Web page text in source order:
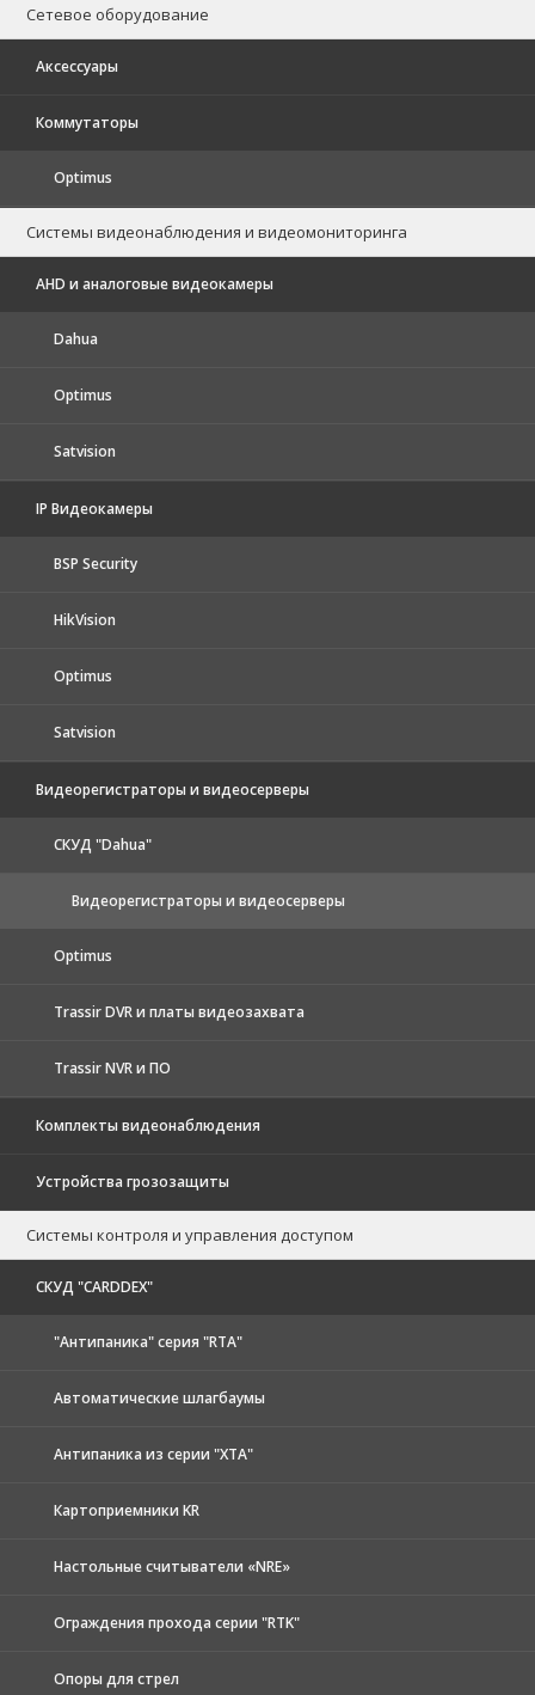
Сетевое оборудование
Аксессуары
Коммутаторы
Optimus
Системы видеонаблюдения и видеомониторинга
AHD и аналоговые видеокамеры
Dahua
Optimus
Satvision
IP Видеокамеры
BSP Security
HikVision
Optimus
Satvision
Видеорегистраторы и видеосерверы
CКУД "Dahua"
Видеорегистраторы и видеосерверы
Optimus
Trassir DVR и платы видеозахвата
Trassir NVR и ПО
Комплекты видеонаблюдения
Устройства грозозащиты
Системы контроля и управления доступом
CКУД "CARDDEX"
"Антипаника" серия "RTA"
Автоматические шлагбаумы
Антипаника из серии "XTA"
Картоприемники KR
Настольные считыватели «NRE»
Ограждения прохода серии "RTK"
Опоры для стрел